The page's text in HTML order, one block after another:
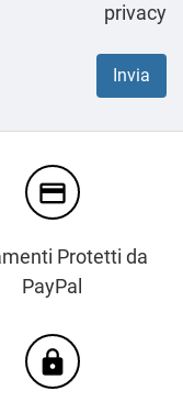
privacy
credit_card
Protetti da
PayPal
https